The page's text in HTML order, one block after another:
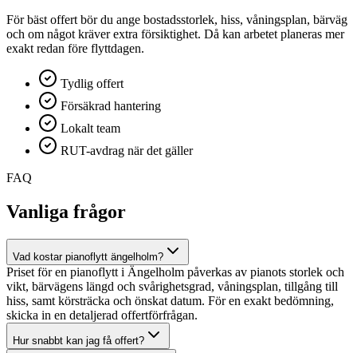
För bäst offert bör du ange bostadsstorlek, hiss, våningsplan, bärväg
och om något kräver extra försiktighet. Då kan arbetet planeras mer
exakt redan före flyttdagen.
Tydlig offert
Försäkrad hantering
Lokalt team
RUT-avdrag när det gäller
FAQ
Vanliga frågor
Vad kostar pianoflytt ängelholm?
Priset för en pianoflytt i Ängelholm påverkas av pianots storlek och
vikt, bärvägens längd och svårighetsgrad, våningsplan, tillgång till
hiss, samt körsträcka och önskat datum. För en exakt bedömning,
skicka in en detaljerad offertförfrågan.
Hur snabbt kan jag få offert?